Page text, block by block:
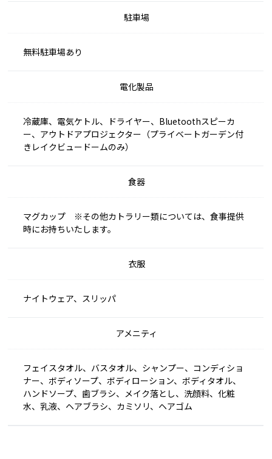
駐車場
無料駐車場あり
電化製品
冷蔵庫、電気ケトル、ドライヤー、Bluetoothスピーカ
ー、アウトドアプロジェクター（プライベートガーデン付
きレイクビュードームのみ）
食器
マグカップ ※その他カトラリー類については、食事提供
時にお持ちいたします。
衣服
ナイトウェア、スリッパ
アメニティ
フェイスタオル、バスタオル、シャンプー、コンディショ
ナー、ボディソープ、ボディローション、ボディタオル、
ハンドソープ、歯ブラシ、メイク落とし、洗顔料、化粧
水、乳液、ヘアブラシ、カミソリ、ヘアゴム